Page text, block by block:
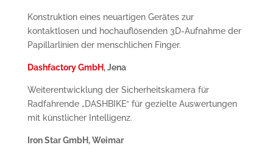
Konstruktion eines neuartigen Gerätes zur
kontaktlosen und hochauflösenden 3D-Aufnahme der
Papillarlinien der menschlichen Finger.
Dashfactory GmbH, Jena
Weiterentwicklung der Sicherheitskamera für
Radfahrende „DASHBIKE“ für gezielte Auswertungen
mit künstlicher Intelligenz.
Iron Star GmbH, Weimar